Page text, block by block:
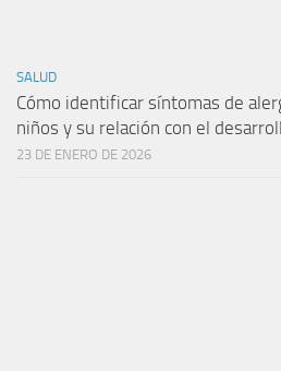
SALUD
Cómo identificar síntomas de
niños y su relación con el
23 DE ENERO DE 2026